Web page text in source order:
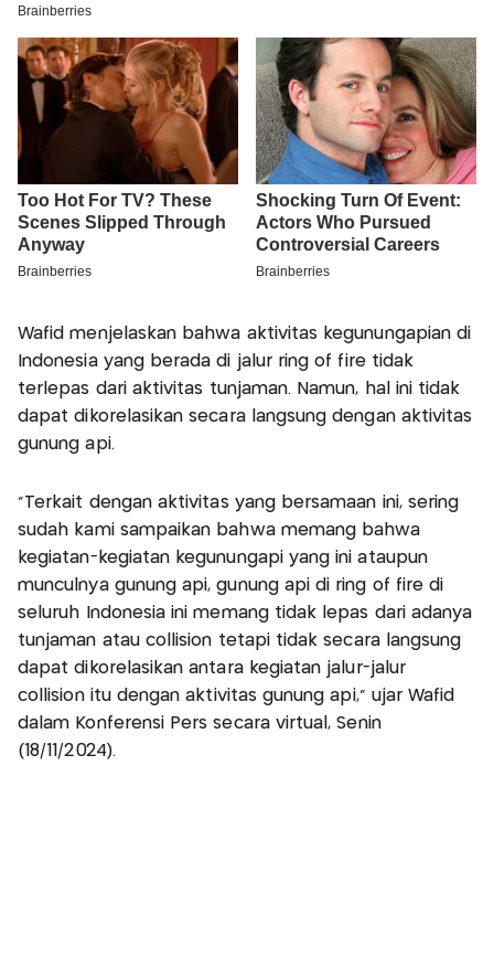
Wafid menjelaskan bahwa aktivitas kegunungapian di
Indonesia yang berada di jalur ring of fire tidak
terlepas dari aktivitas tunjaman. Namun, hal ini tidak
dapat dikorelasikan secara langsung dengan aktivitas
gunung api.
“Terkait dengan aktivitas yang bersamaan ini, sering
sudah kami sampaikan bahwa memang bahwa
kegiatan-kegiatan kegunungapi yang ini ataupun
munculnya gunung api, gunung api di ring of fire di
seluruh Indonesia ini memang tidak lepas dari adanya
tunjaman atau collision tetapi tidak secara langsung
dapat dikorelasikan antara kegiatan jalur-jalur
collision itu dengan aktivitas gunung api,” ujar Wafid
dalam Konferensi Pers secara virtual, Senin
(18/11/2024).